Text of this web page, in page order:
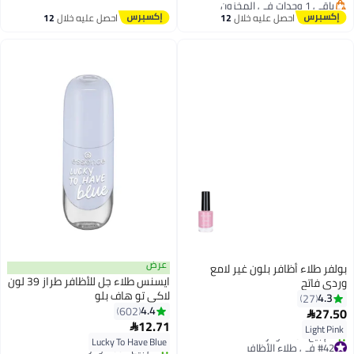
#33 في طلاء الأظافر احصل عليه خلال12 احصل عليه خلال12
بولفر طلاء أظافر بلون غير لامع
وردي فاتح
4.3
27
27.50
Light Pink
#42 في طلاء الأظافر
57
عرض
ايسنس طلاء جل للأظافر طراز 39 لون
لاكي تو هاف بلو
4.4
602
12.71
Lucky To Have Blue